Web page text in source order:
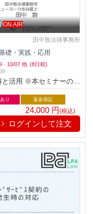
ON AIR
田中敦法律事務所
礎・実践・応用
· 10/07 他 (8日程)
活用 ※本セミナーのラ
ものです。
り 返金保証
24,000 円 (税込)
ログインして注文